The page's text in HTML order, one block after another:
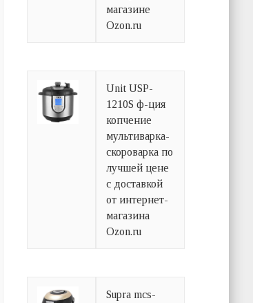
магазине
Ozon.ru
Unit USP-
1210S ф-ция
копчение
мультиварка-
скороварка по
лучшей цене
с доставкой
от интернет-
магазина
Ozon.ru
Supra mcs-